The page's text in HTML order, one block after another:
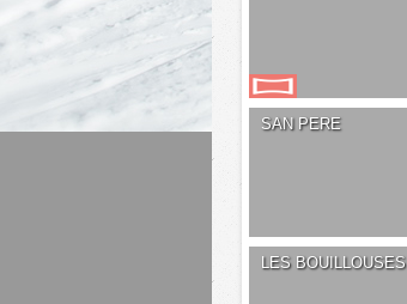
SAN PERE
LES BOUILLOUSES